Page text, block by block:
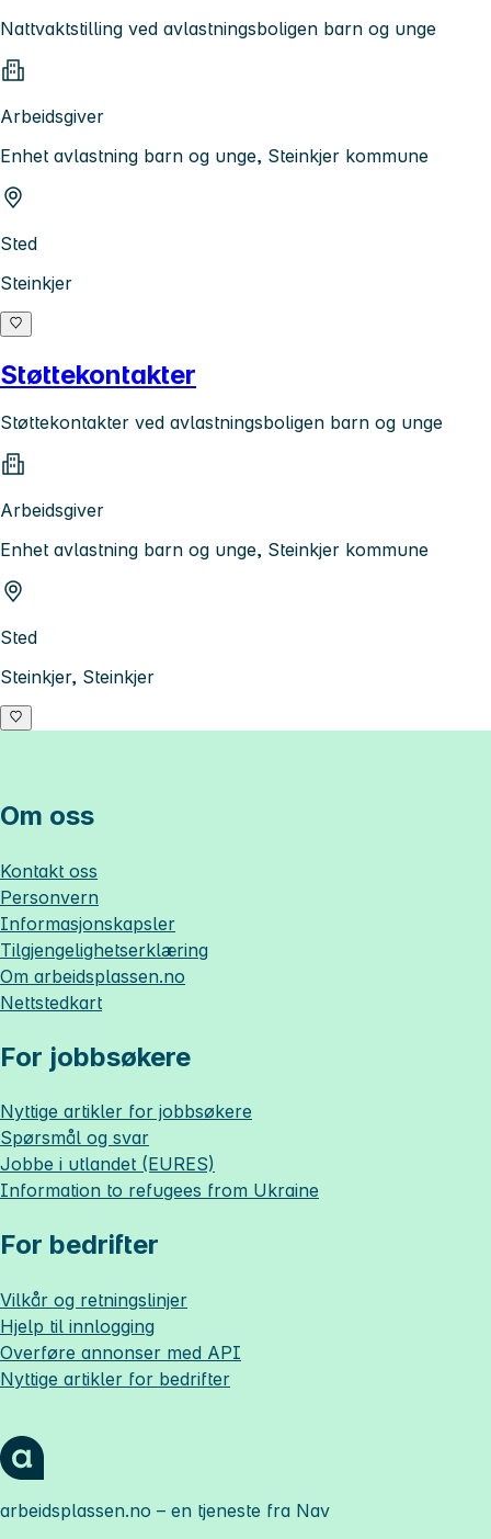
Nattvaktstilling ved avlastningsboligen barn og unge
Arbeidsgiver
Enhet avlastning barn og unge, Steinkjer kommune
Sted
Steinkjer
Støttekontakter
Støttekontakter ved avlastningsboligen barn og unge
Arbeidsgiver
Enhet avlastning barn og unge, Steinkjer kommune
Sted
Steinkjer, Steinkjer
Om oss
Kontakt oss
Personvern
Informasjonskapsler
Tilgjengelighetserklæring
Om arbeidsplassen.no
Nettstedkart
For jobbsøkere
Nyttige artikler for jobbsøkere
Spørsmål og svar
Jobbe i utlandet (EURES)
Information to refugees from Ukraine
For bedrifter
Vilkår og retningslinjer
Hjelp til innlogging
Overføre annonser med API
Nyttige artikler for bedrifter
arbeidsplassen.no – en tjeneste fra Nav